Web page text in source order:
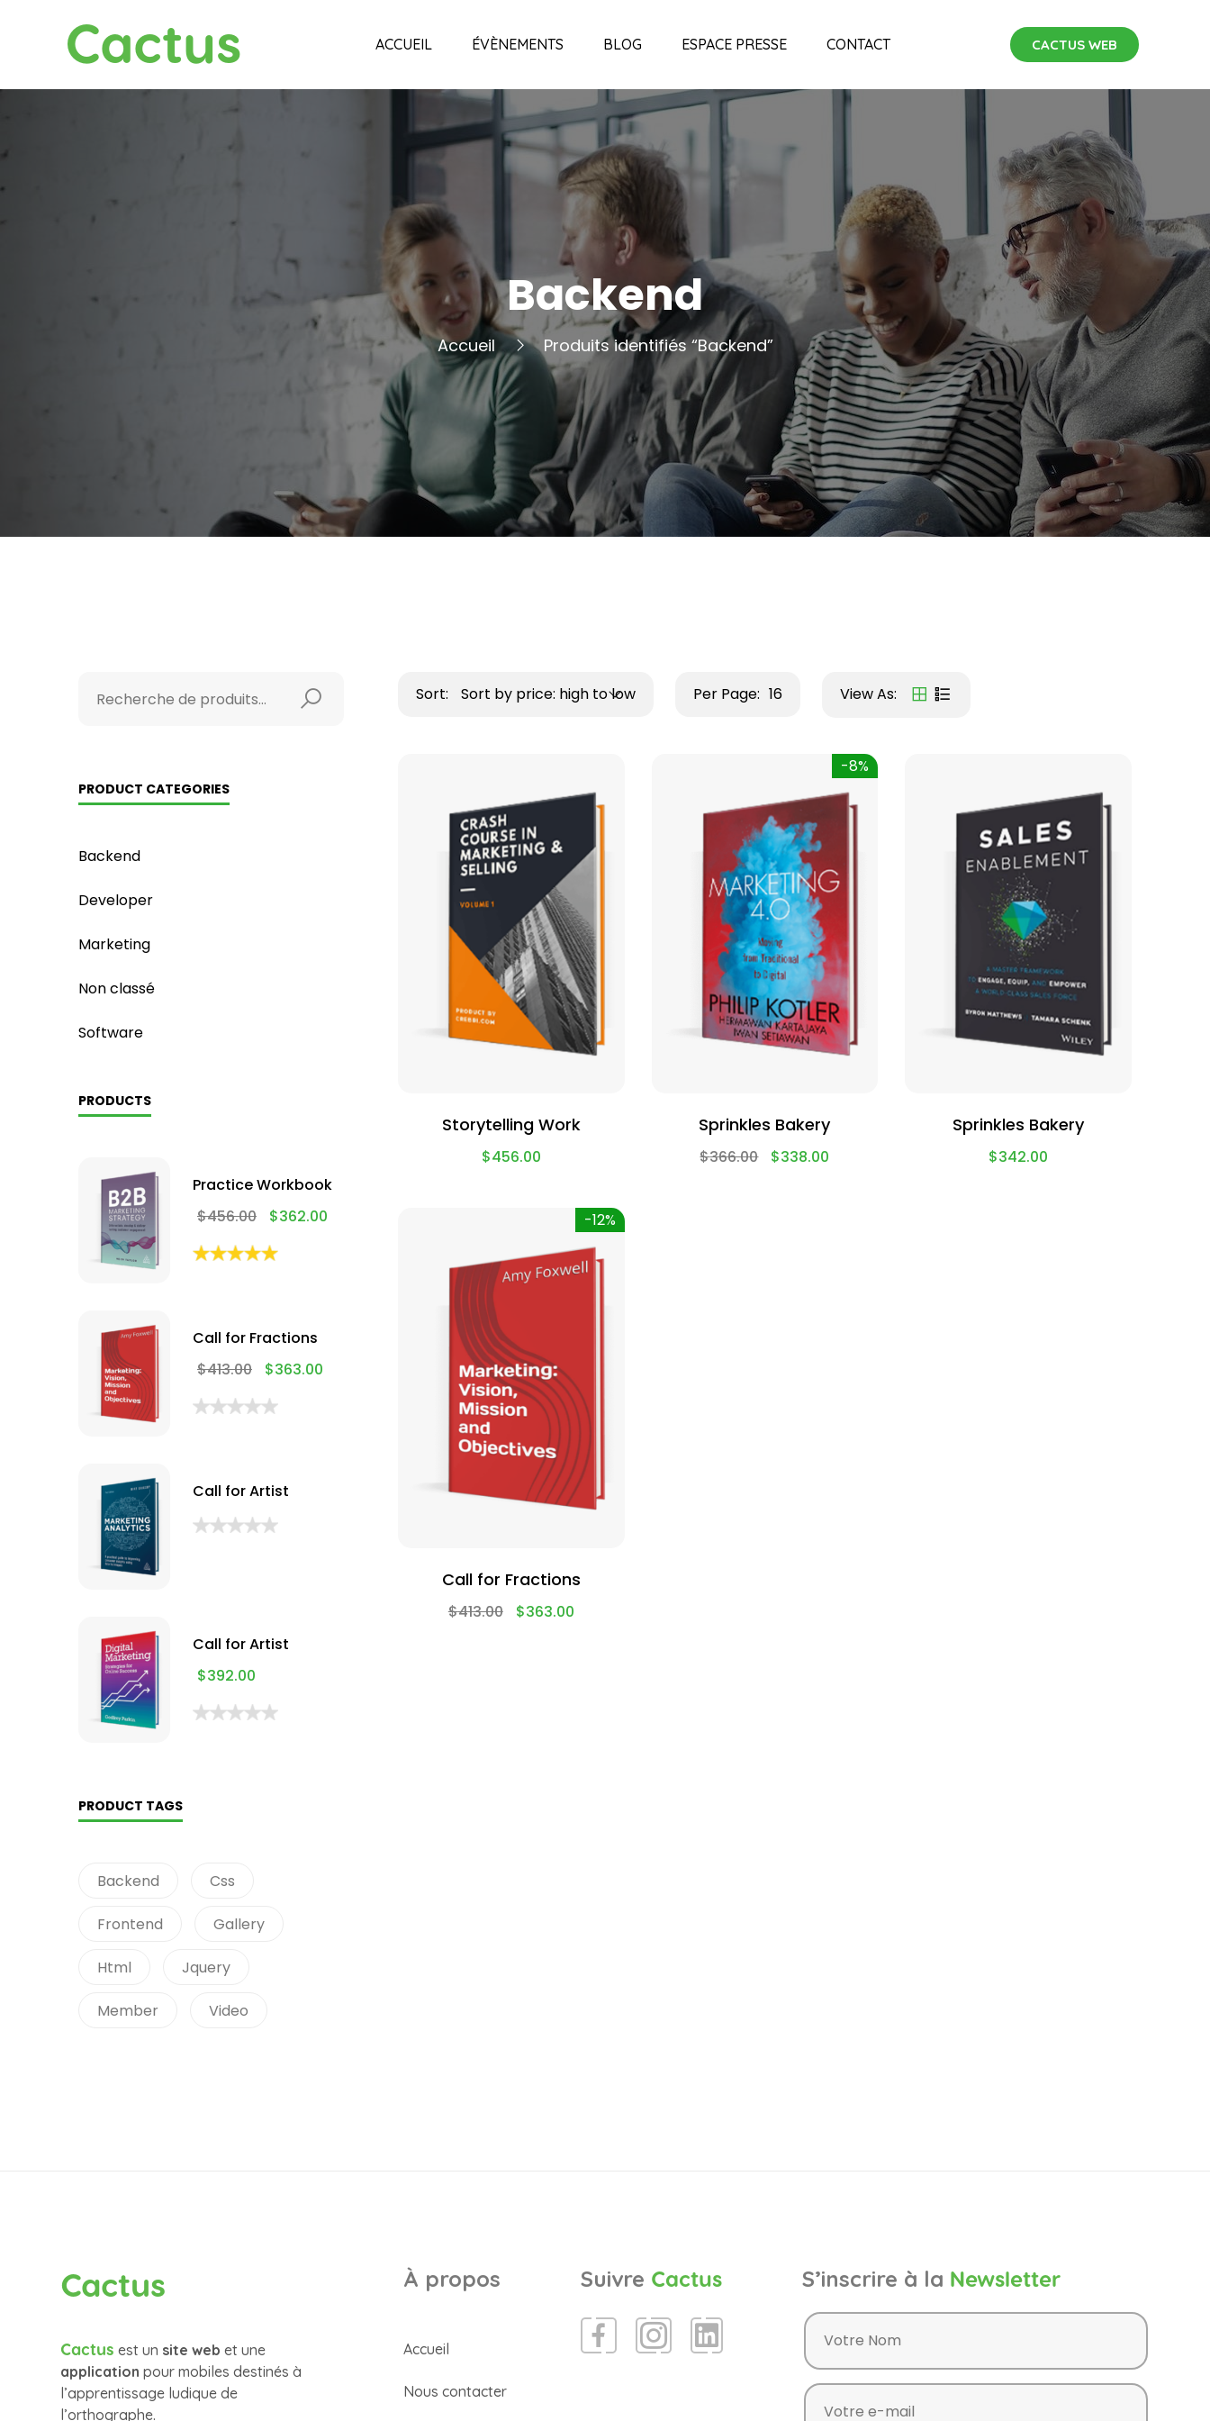
Cactus ACCUEIL ÉVÈNEMENTS BLOG ESPACE PRESSE CONTACT CACTUS WEB
Backend
Accueil Produits identifiés “Backend”
PRODUCT CATEGORIES
Backend
Developer
Marketing
Non classé
Software
PRODUCTS
Practice Workbook
$456.00 $362.00
Call for Fractions
$413.00 $363.00
Call for Artist
Call for Artist
$392.00
PRODUCT TAGS
Backend Css
Frontend Gallery
Html Jquery
Member Video
Sort: Sort by price: high to low Per Page: 16 View As:
Storytelling Work
$456.00
-8%
Sprinkles Bakery
$366.00 $338.00
Sprinkles Bakery
$342.00
-12%
Call for Fractions
$413.00 $363.00
Cactus
Cactus est un site web et une
application pour mobiles destinés à
l’apprentissage ludique de
l’orthographe.
À propos
Accueil
Nous contacter
Suivre Cactus S’inscrire à la Newsletter